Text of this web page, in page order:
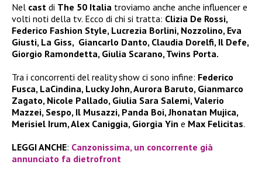
Nel cast di The 50 Italia troviamo anche anche influencer e
volti noti della tv. Ecco di chi si tratta: Clizia De Rossi,
Federico Fashion Style, Lucrezia Borlini, Nozzolino, Eva
Giusti, La Giss, Giancarlo Danto, Claudia Dorelfi, Il Defe,
Giorgio Ramondetta, Giulia Scarano, Twins Porta.
Tra i concorrenti del reality show ci sono infine: Federico
Fusca, LaCindina, Lucky John, Aurora Baruto, Gianmarco
Zagato, Nicole Pallado, Giulia Sara Salemi, Valerio
Mazzei, Sespo, Il Musazzi, Panda Boi, Jhonatan Mujica,
Merisiel Irum, Alex Caniggia, Giorgia Yin e Max Felicitas.
LEGGI ANCHE: Canzonissima, un concorrente già
annunciato fa dietrofront